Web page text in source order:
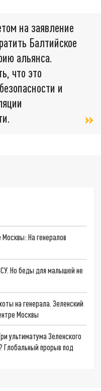
на заявление
Балтийское
альянса.
что это
и
На генералов
Но беды для малышей не
на генерала. Зеленский
Москвы
ультиматума Зеленского
Глобальный прорыв под